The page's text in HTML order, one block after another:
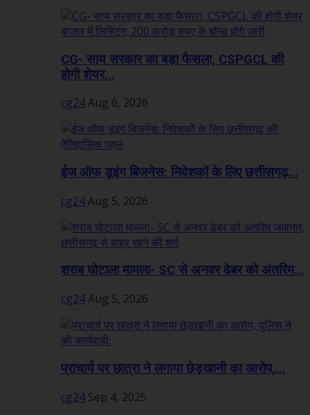
CG- साय सरकार का बड़ा फैसला, CSPGCL की
होगी शेयर...
cg24Aug 6, 2026
ईज ऑफ डूइंग बिजनेस: निवेशकों के लिए छत्तीसगढ़...
cg24Aug 5, 2026
शराब घोटाला मामला- SC से अनवर ढेबर को अंतरिम...
cg24Aug 5, 2026
प्राचार्य पर छात्रा ने लगाया छेड़खानी का आरोप,...
cg24 Sep 4, 2025